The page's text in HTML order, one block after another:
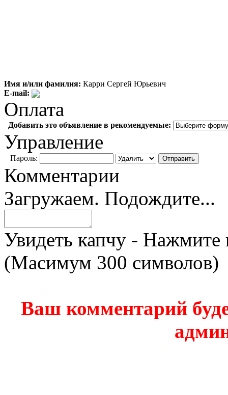
Имя и/или фамилия: Карри Сергей Юрьевич
E-mail:
Оплата
Добавить это объявление в рекомендуемые:
Управление
Пароль:
Комментарии
Загружаем. Подождите...
Увидеть капчу - Нажмите
(Масимум 300 символов)
Ваш комментарий